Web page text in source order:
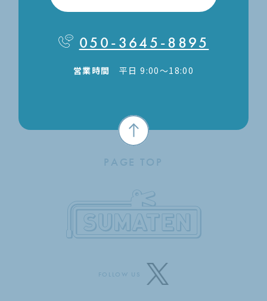
050-3645-8895
営業時間 平日 9:00〜18:00
PAGE TOP
FOLLOW US